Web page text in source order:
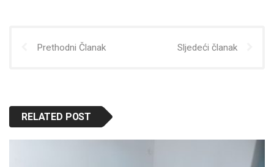
Prethodni Članak Sljedeći članak
RELATED POST